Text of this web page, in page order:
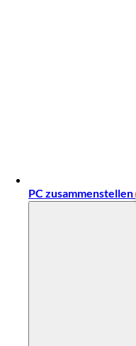
PC zusammenstellen